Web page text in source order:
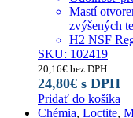
Mastí
zvýšených
H2 NSF
SKU: 102419
20,16€ bez DPH
24,80€ s DPH
Pridať do košíka
Chémia, Loctite,